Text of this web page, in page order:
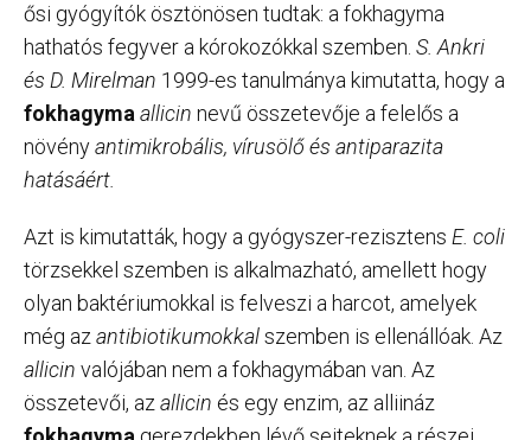
ősi gyógyítók ösztönösen tudtak: a fokhagyma
hathatós fegyver a kórokozókkal szemben. S. Ankri
és D. Mirelman 1999-es tanulmánya kimutatta, hogy a
fokhagymaallicin nevű összetevője a felelős a
növényantimikrobális, vírusölő és antiparazita
hatásáért.
Azt is kimutatták, hogy a gyógyszer-rezisztens E. coli
törzsekkel szemben is alkalmazható, amellett hogy
olyan baktériumokkal is felveszi a harcot, amelyek
még azantibiotikumokkalszemben is ellenállóak. Az
allicin valójában nem a fokhagymában van. Az
összetevői, azallicin és egy enzim, az alliináz